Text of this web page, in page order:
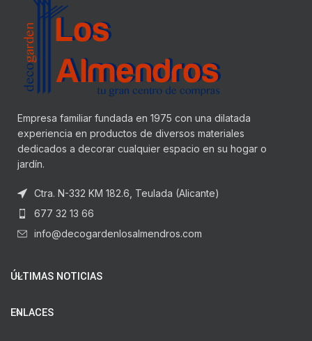
Empresa familiar fundada en 1975 con una dilatada
experiencia en productos de diversos materiales
dedicados a decorar cualquier espacio en su hogar o
jardín.
Ctra. N-332 KM 182.6, Teulada (Alicante)
677 32 13 66
info@decogardenlosalmendros.com
ÚLTIMAS NOTICIAS
ENLACES